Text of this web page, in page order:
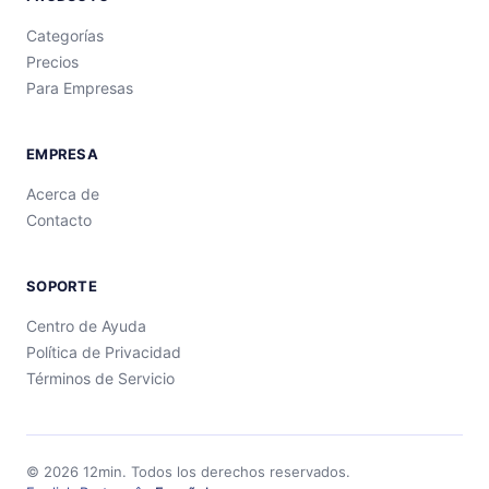
Categorías
Precios
Para Empresas
EMPRESA
Acerca de
Contacto
SOPORTE
Centro de Ayuda
Política de Privacidad
Términos de Servicio
© 2026 12min. Todos los derechos reservados.